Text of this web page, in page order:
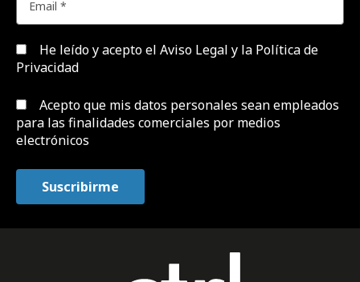
He leído y acepto el Aviso Legal y la Política de
Privacidad
Acepto que mis datos personales sean empleados
para las finalidades comerciales por medios
electrónicos